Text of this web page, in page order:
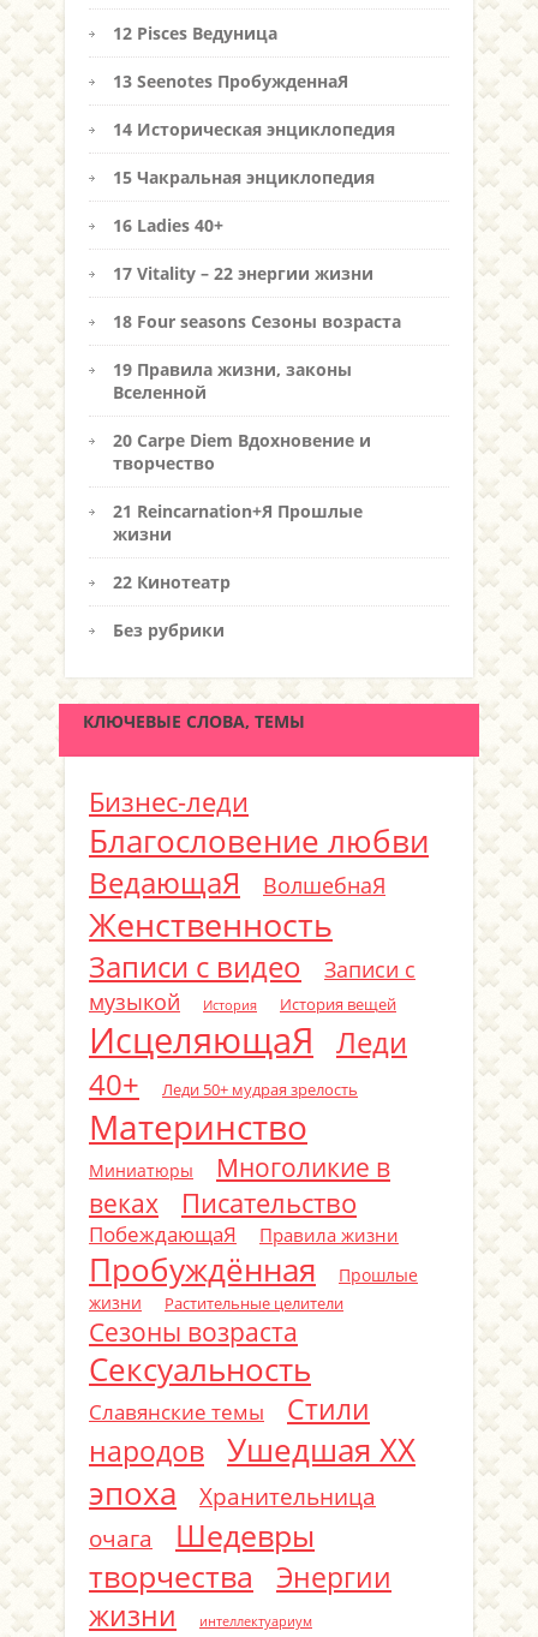
12 Pisces Ведуница
13 Seenotes ПробужденнаЯ
14 Историческая энциклопедия
15 Чакральная энциклопедия
16 Ladies 40+
17 Vitality – 22 энергии жизни
18 Four seasons Сезоны возраста
19 Правила жизни, законы
Вселенной
20 Carpe Diem Вдохновение и
творчество
21 Reincarnation+Я Прошлые
жизни
22 Кинотеатр
Без рубрики
КЛЮЧЕВЫЕ СЛОВА, ТЕМЫ
Бизнес-леди
Благословение любви
ВедающаЯ ВолшебнаЯ
Женственность
Записи с видео
Записи с
музыкой
История История вещей
ИсцеляющаЯ
Леди
40+
Леди 50+ мудрая зрелость
Материнство
Миниатюры
Многоликие в
веках
Писательство
ПобеждающаЯ Правила жизни
Пробуждённая
Прошлые
жизни
Растительные целители
Сезоны возраста
Сексуальность
Славянские темы
Стили
народов
Ушедшая ХХ
эпоха
Хранительница
очага
Шедевры
творчества
Энергии
жизни
интеллектуариум